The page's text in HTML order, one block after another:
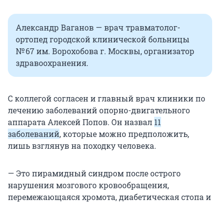
Александр Ваганов — врач травматолог-
ортопед городской клинической больницы
№ 67 им. Ворохобова г. Москвы, организатор
здравоохранения.
С коллегой согласен и главный врач клиники по
лечению заболеваний опорно-двигательного
аппарата Алексей Попов. Он назвал 11
заболеваний, которые можно предположить,
лишь взглянув на походку человека.
— Это пирамидный синдром после острого
нарушения мозгового кровообращения,
перемежающаяся хромота, диабетическая стопа и